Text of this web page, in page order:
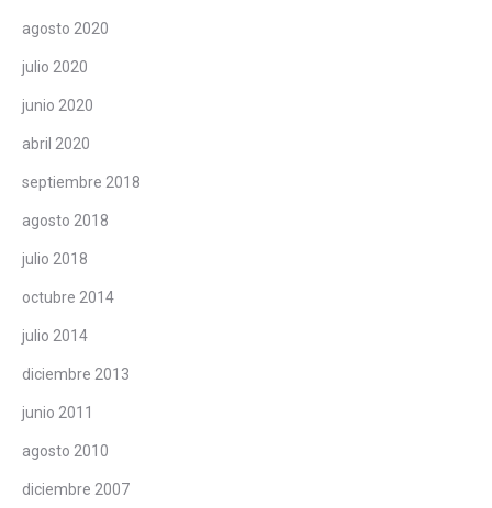
agosto 2020
julio 2020
junio 2020
abril 2020
septiembre 2018
agosto 2018
julio 2018
octubre 2014
julio 2014
diciembre 2013
junio 2011
agosto 2010
diciembre 2007